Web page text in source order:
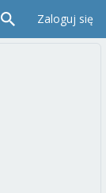
Zaloguj się